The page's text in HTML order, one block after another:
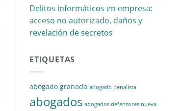
Delitos informáticos en empresa:
acceso no autorizado, daños y
revelación de secretos
ETIQUETAS
abogado granada abogado penalista
abogados abogados defensores nueva